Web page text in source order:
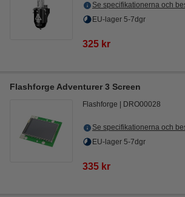
Se specifikationerna och
EU-lager 5-7dgr
325 kr
Flashforge Adventurer 3 Screen
Flashforge DRO00028
Se specifikationerna och
EU-lager 5-7dgr
335 kr